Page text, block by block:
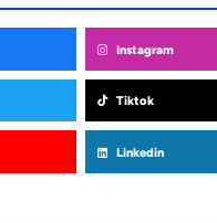
Instagram
Tiktok
Linkedin